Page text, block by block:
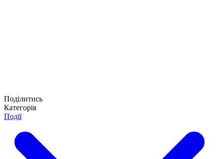
Поділитись
Категорія
Події